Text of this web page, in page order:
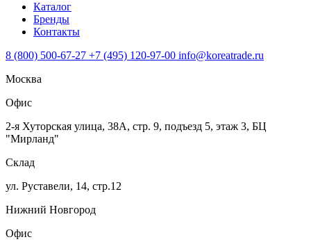
Каталог
Бренды
Контакты
8 (800) 500-67-27 +7 (495) 120-97-00 info@koreatrade.ru
Москва
Офис
2-я Хуторская улица, 38А, стр. 9, подъезд 5, этаж 3, БЦ
"Мирланд"
Склад
ул. Руставели, 14, стр.12
Нижний Новгород
Офис